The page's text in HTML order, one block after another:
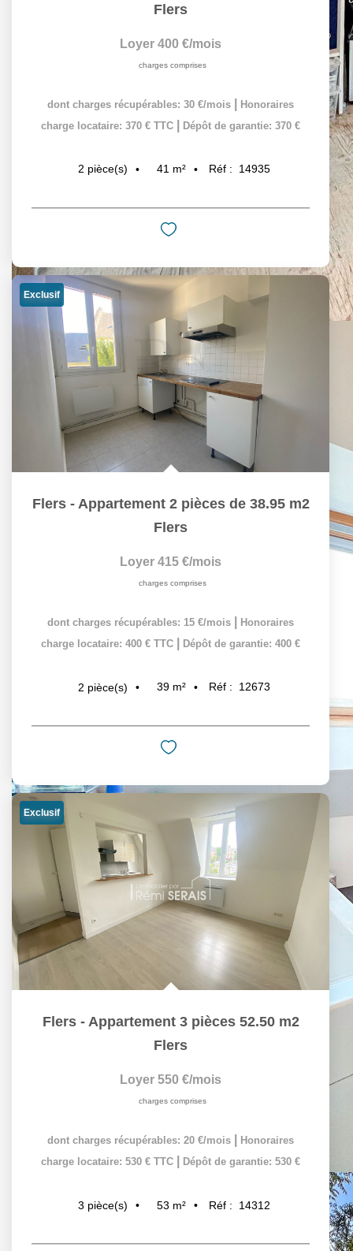
Flers
Loyer 400 €/mois
charges comprises
dont charges récupérables: 30 €/mois
Honoraires
charge locataire: 370 € TTC
Dépôt de garantie: 370 €
2 pièce(s) 41 m² Réf : 14935
Exclusif
Flers - Appartement 2 pièces de 38.95 m2
Flers
Loyer 415 €/mois
charges comprises
dont charges récupérables: 15 €/mois
Honoraires
charge locataire: 400 € TTC
Dépôt de garantie: 400 €
2 pièce(s) 39 m² Réf : 12673
Exclusif
Flers - Appartement 3 pièces 52.50 m2
Flers
Loyer 550 €/mois
charges comprises
dont charges récupérables: 20 €/mois
Honoraires
charge locataire: 530 € TTC
Dépôt de garantie: 530 €
3 pièce(s) 53 m² Réf : 14312